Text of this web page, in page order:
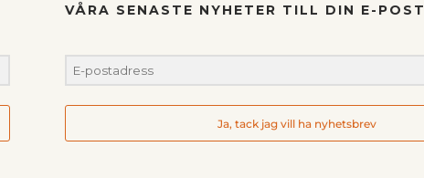
VÅRA SENASTE NYHETER TILL DIN E-POST
Ja, tack jag vill ha nyhetsbrev